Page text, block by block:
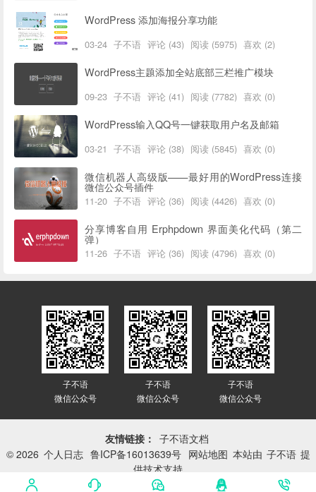
WordPress 添加海报分享功能
03-24 子不语 评论 (43) 阅读 (5975) 喜欢 (2)
WordPress主题添加全站底部三栏推广模块
09-23 子不语 评论 (41) 阅读 (7782) 喜欢 (0)
WordPress输入QQ号一键获取用户名及邮箱
03-21 子不语 评论 (38) 阅读 (5845) 喜欢 (0)
微信机器人高级版——最好用的WordPress连接
微信公众号插件
11-20 子不语 评论 (36) 阅读 (4426) 喜欢 (0)
分享博客自用 Erphpdown 界面美化代码（第二
弹）
11-26 子不语 评论 (36) 阅读 (4796) 喜欢 (0)
子不语
微信公众号
子不语
微信公众号
子不语
微信公众号
友情链接： 子不语文档
© 2026 个人日志 鲁ICP备16013639号 网站地图 本站由 子不语 提
供技术支持
网站已平稳运行：
3417天 14小时 26分 3秒